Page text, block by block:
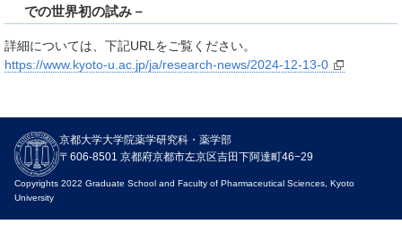
での世界初の試み－
詳細については、下記URLをご覧ください。
https://www.kyoto-u.ac.jp/ja/research-news/2024-12-13-0
入試関連情報
イベント
京都大学大学院薬学研究科・薬学部
〒606-8501 京都府京都市左京区吉田下阿達町46−29
Copyrights 2022 Graduate School and Faculty of Pharmaceutical Sciences, Kyoto
University